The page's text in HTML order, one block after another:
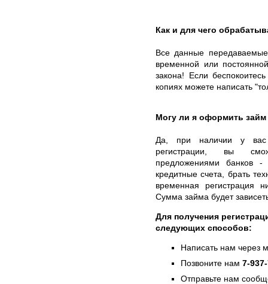
Как и для чего
Все данные
временной или
закона! Если
копиях можете написать
Могу ли я оформить займ
Да, при наличии у вас
регистрации, вы
предложениями банков -
кредитные счета, брать
временная регистрация
Сумма займа будет
Для получения
следующих способов:
Написать нам через
Позвоните нам 7-
Отправьте нам